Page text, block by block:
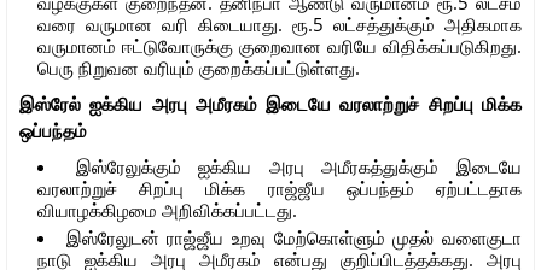
வரை வருமான வரி கிடையாது. ரூ.5 லட்சத்துக்கும் அதிகமாக
வருமானம் ஈட்டுவோருக்கு குறைவான வரியே விதிக்கப்படுகிறது.
பெரு நிறுவன வரியும் குறைக்கப்பட்டுள்ளது.
இஸ்ரேல் ஐக்கிய அரபு அமீரகம் இடையே வரலாற்றுச் சிறப்பு மிக்க
ஒப்பந்தம்
இஸ்ரேலுக்கும் ஐக்கிய அரபு அமீரகத்துக்கும் இடையே
வரலாற்றுச் சிறப்பு மிக்க ராஜ்ஜீய ஒப்பந்தம் ஏற்பட்டதாக
வியாழக்கிழமை அறிவிக்கப்பட்டது.
இஸ்ரேலுடன் ராஜ்ஜீய உறவு மேற்கொள்ளும் முதல் வளைகுடா
நாடு ஐக்கிய அரபு அமீரகம் என்பது குறிப்பிடத்தக்கது. அரபு